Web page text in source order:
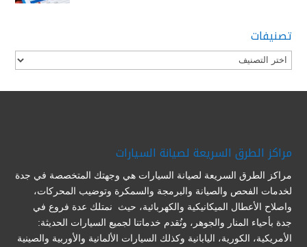
تصنيفات
تصنيفات
مراكز الطرق السريعة لصيانة السيارات
مراكز الطرق السريعة لصيانة السيارات هي وجهتك المتخصصة في جدة
لخدمات الفحص والصيانة والبرمجة والسمكرة وتوضيب المحركات،
واصلاح الأعطال الميكانيكية والكهربائية، حيث نمتلك عدة فروع في
جدة بأحياء المنار والجوهر، ونُقدم خدماتنا لجميع السيارات الحديثة:
الأمريكية، الكورية، اليابانية وكذلك السيارات الألمانية والأوربية والصينية